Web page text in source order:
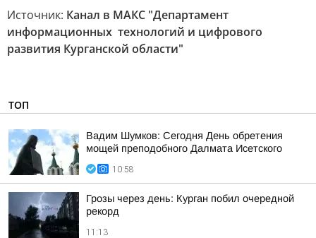
Источник: Канал в МАКС "Департамент
информационных технологий и цифрового
развития Курганской области"
ТОП
Вадим Шумков: Сегодня День обретения
мощей преподобного Далмата Исетского
10:58
Грозы через день: Курган побил очередной
рекорд
11:13